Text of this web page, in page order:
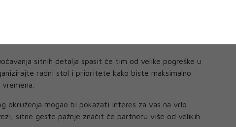
vašu pažnju, stoga danas izbjegavajte
odmori tijekom radnog dana osigurat će vam
sitnih detalja spasit će tim od velike pogreške u
radni stol i prioritete kako biste maksimalno
okruženja mogao bi pokazati interes za vas na vrlo
sitne geste pažnje značit će partneru više od velikih